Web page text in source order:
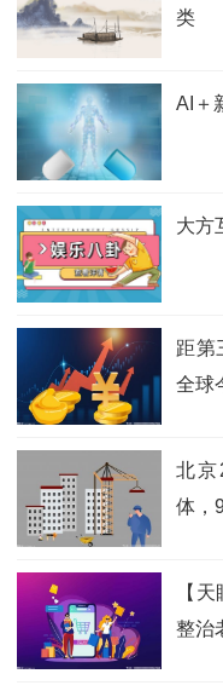
类
AI＋
大方
距第
全球
北京
体，
【
整治